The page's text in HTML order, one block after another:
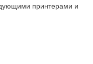
принтерами и